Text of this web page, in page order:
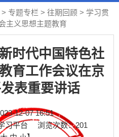
> 专题专栏 > 往期回顾 > 学习贯
主义思想主题教育
时代中国特色社
育工作会议在京
表重要讲话
12-07 16:51
习平台
浏览次数：201